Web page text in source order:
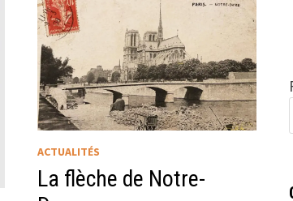
ACTUALITÉS
La flèche de Notre-